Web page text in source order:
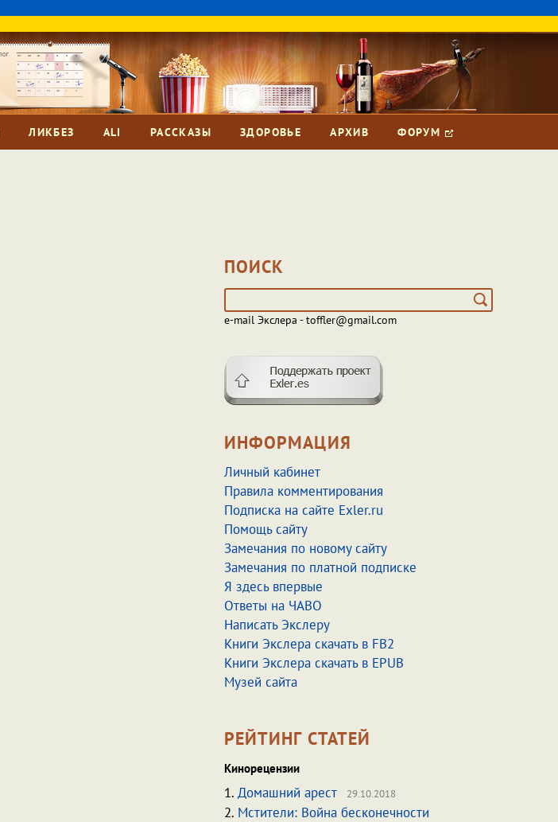
ЛИКБЕЗ ALI РАССКАЗЫ ЗДОРОВЬЕ АРХИВ ФОРУМ
ПОИСК
e-mail Экслера - toffler@gmail.com
ИНФОРМАЦИЯ
Личный кабинет
Правила комментирования
Подписка на сайте Exler.ru
Помощь сайту
Замечания по новому сайту
Замечания по платной подписке
Я здесь впервые
Ответы на ЧАВО
Написать Экслеру
Книги Экслера скачать в FB2
Книги Экслера скачать в EPUB
Музей сайта
РЕЙТИНГ СТАТЕЙ
Кинорецензии
1. Домашний арест 29.10.2018
2. Мстители: Война бесконечности